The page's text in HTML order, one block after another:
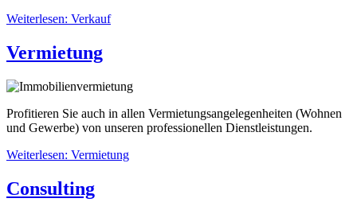
Weiterlesen: Verkauf
Vermietung
Profitieren Sie auch in allen Vermietungsangelegenheiten (Wohnen
und Gewerbe) von unseren professionellen Dienstleistungen.
Weiterlesen: Vermietung
Consulting